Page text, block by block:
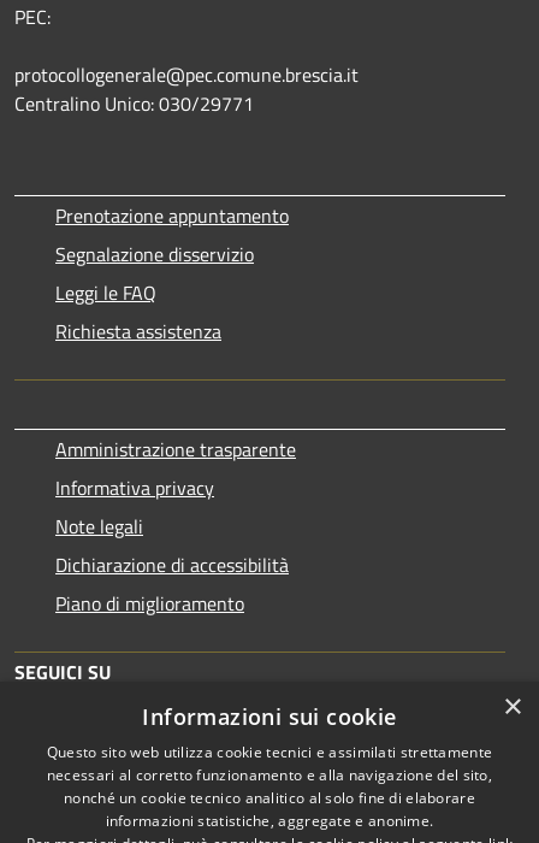
PEC:
protocollogenerale@pec.comune.brescia.it
Centralino Unico: 030/29771
Prenotazione appuntamento
Segnalazione disservizio
Leggi le FAQ
Richiesta assistenza
Amministrazione trasparente
Informativa privacy
Note legali
Dichiarazione di accessibilità
Piano di miglioramento
SEGUICI SU
RSS Copyright © 2026 • Comune di
×
Informazioni sui cookie
Questo sito web utilizza cookie tecnici e assimilati strettamente
necessari al corretto funzionamento e alla navigazione del sito,
nonché un cookie tecnico analitico al solo fine di elaborare
informazioni statistiche, aggregate e anonime.